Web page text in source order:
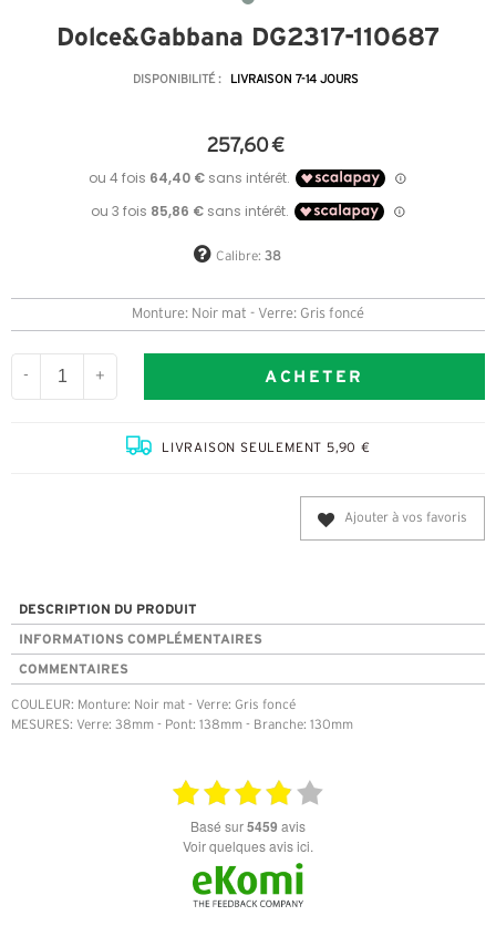
Dolce&Gabbana DG2317-110687
DISPONIBILITÉ : LIVRAISON 7-14 JOURS
257,60 €
Calibre: 38
Monture: Noir mat - Verre: Gris foncé
- + ACHETER
LIVRAISON SEULEMENT 5,90 €
Ajouter à vos favoris
DESCRIPTION DU PRODUIT
INFORMATIONS COMPLÉMENTAIRES
COMMENTAIRES
COULEUR: Monture: Noir mat - Verre: Gris foncé
MESURES: Verre: 38mm - Pont: 138mm - Branche: 130mm
basé sur5459 avis
Voir quelques avis ici.